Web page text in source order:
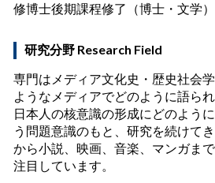
修博士後期課程修了（博士・文学）
研究分野 Research Field
専門はメディア文化史・歴史社会
ようなメディアでどのように語ら
日本人の核意識の形成にどのよう
う問題意識のもと、研究を続けて
から小説、映画、音楽、マンガま
注目しています。